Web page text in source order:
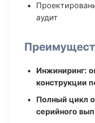
аудит
Инжиниринг:
конструкции
Полный цикл
серийного